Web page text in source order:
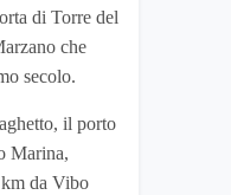
di Torre del
che
secolo.
il porto
Marina,
da Vibo